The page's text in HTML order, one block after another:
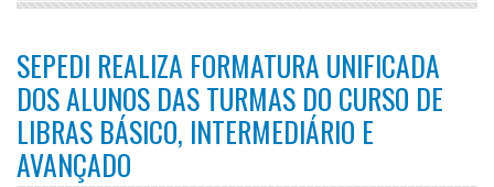
SEPEDI REALIZA FORMATURA UNIFICADA
DOS ALUNOS DAS TURMAS DO CURSO DE
LIBRAS BÁSICO, INTERMEDIÁRIO E
AVANÇADO